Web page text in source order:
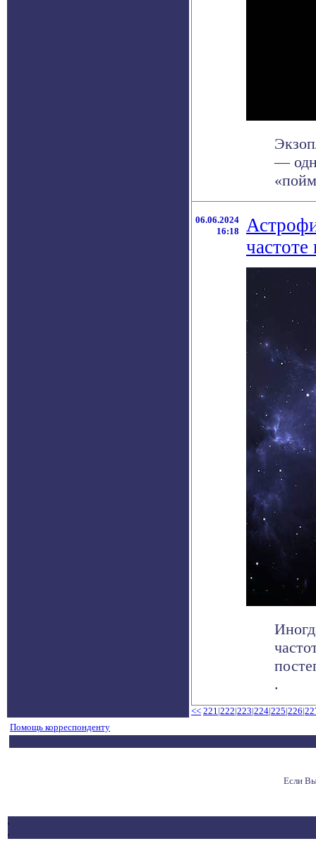
—
06.06.2024
16:18
.
<< 221|222|223|224|225|226|
Помощь корреспонденту
Если